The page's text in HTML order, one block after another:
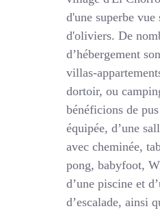
d'une superbe vue
d'oliviers. De
d’hébergement
villas-
dortoir, ou
bénéficions de
équipée, d’une
avec cheminée,
pong, babyfoot,
d’une piscine et
d’escalade, ainsi